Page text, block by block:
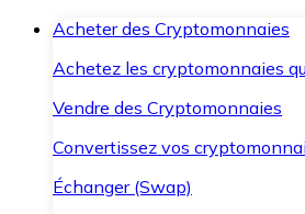
Acheter des Cryptomonnaies
Achetez les cryptomonnaies
Vendre des Cryptomonnaies
Convertissez vos
Échanger (Swap)